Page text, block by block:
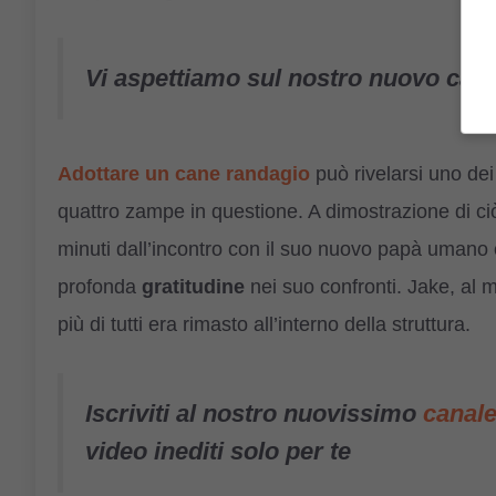
Vi aspettiamo sul nostro nuovo
Adottare un cane randagio può rivelarsi uno
quattro zampe in questione. A dimostrazione di
minuti dall’incontro con il suo nuovo papà
profonda gratitudine nei suo confronti. Jake, al
più di tutti era rimasto all’interno della struttura.
Iscriviti al nostro nuovissimo
video inediti solo per te